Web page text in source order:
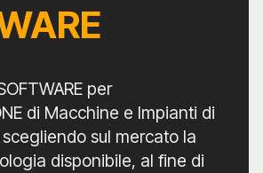
per
di Macchine e Impianti di
sul mercato la
disponibile, al fine di